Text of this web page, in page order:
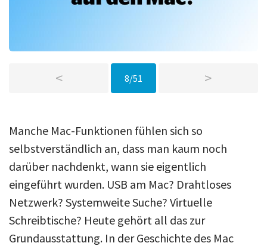
< 8/51 >
Manche Mac-Funktionen fühlen sich so
selbstverständlich an, dass man kaum noch
darüber nachdenkt, wann sie eigentlich
eingeführt wurden. USB am Mac? Drahtloses
Netzwerk? Systemweite Suche? Virtuelle
Schreibtische? Heute gehört all das zur
Grundausstattung. In der Geschichte des Mac